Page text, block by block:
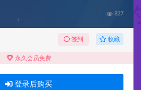
827
签到 收藏
永久会员免费
登录后购买